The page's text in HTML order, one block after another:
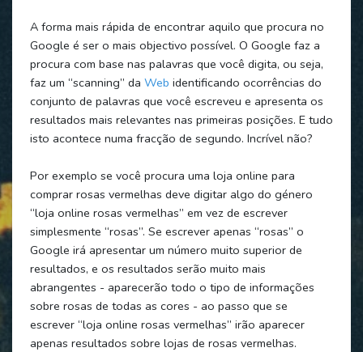
A forma mais rápida de encontrar aquilo que procura no
Google é ser o mais objectivo possível. O Google faz a
procura com base nas palavras que você digita, ou seja,
faz um “scanning” da Web identificando ocorrências do
conjunto de palavras que você escreveu e apresenta os
resultados mais relevantes nas primeiras posições. E tudo
isto acontece numa fracção de segundo. Incrível não?
Por exemplo se você procura uma loja online para
comprar rosas vermelhas deve digitar algo do género
“loja online rosas vermelhas” em vez de escrever
simplesmente “rosas”. Se escrever apenas “rosas” o
Google irá apresentar um número muito superior de
resultados, e os resultados serão muito mais
abrangentes - aparecerão todo o tipo de informações
sobre rosas de todas as cores - ao passo que se
escrever “loja online rosas vermelhas” irão aparecer
apenas resultados sobre lojas de rosas vermelhas.